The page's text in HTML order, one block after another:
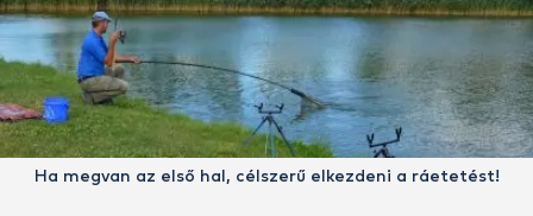
Ha megvan az első hal, célszerű elkezdeni a ráetetést!